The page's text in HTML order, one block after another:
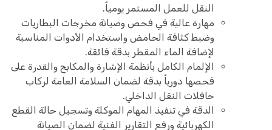
النقل للعمل المستمر يومياً.
مهارة عالية في فحص وصيانة مخرجات البطاريات
وضبط كثافة الحامض واستخدام الأدوات المناسبة
لإضافة الماء المقطر بدقة فائقة.
الإلمام الكامل بأنظمة الإشارة والمكابح والقدرة على
فحصها دورياً بدقة لضمان السلامة العامة لركاب
حافلات النقل الداخلي.
الدقة في تنفيذ المهام الموكلة وتسجيل حالة القطع
الكهربائية ورفع التقارير الفنية لضمان الصيانة